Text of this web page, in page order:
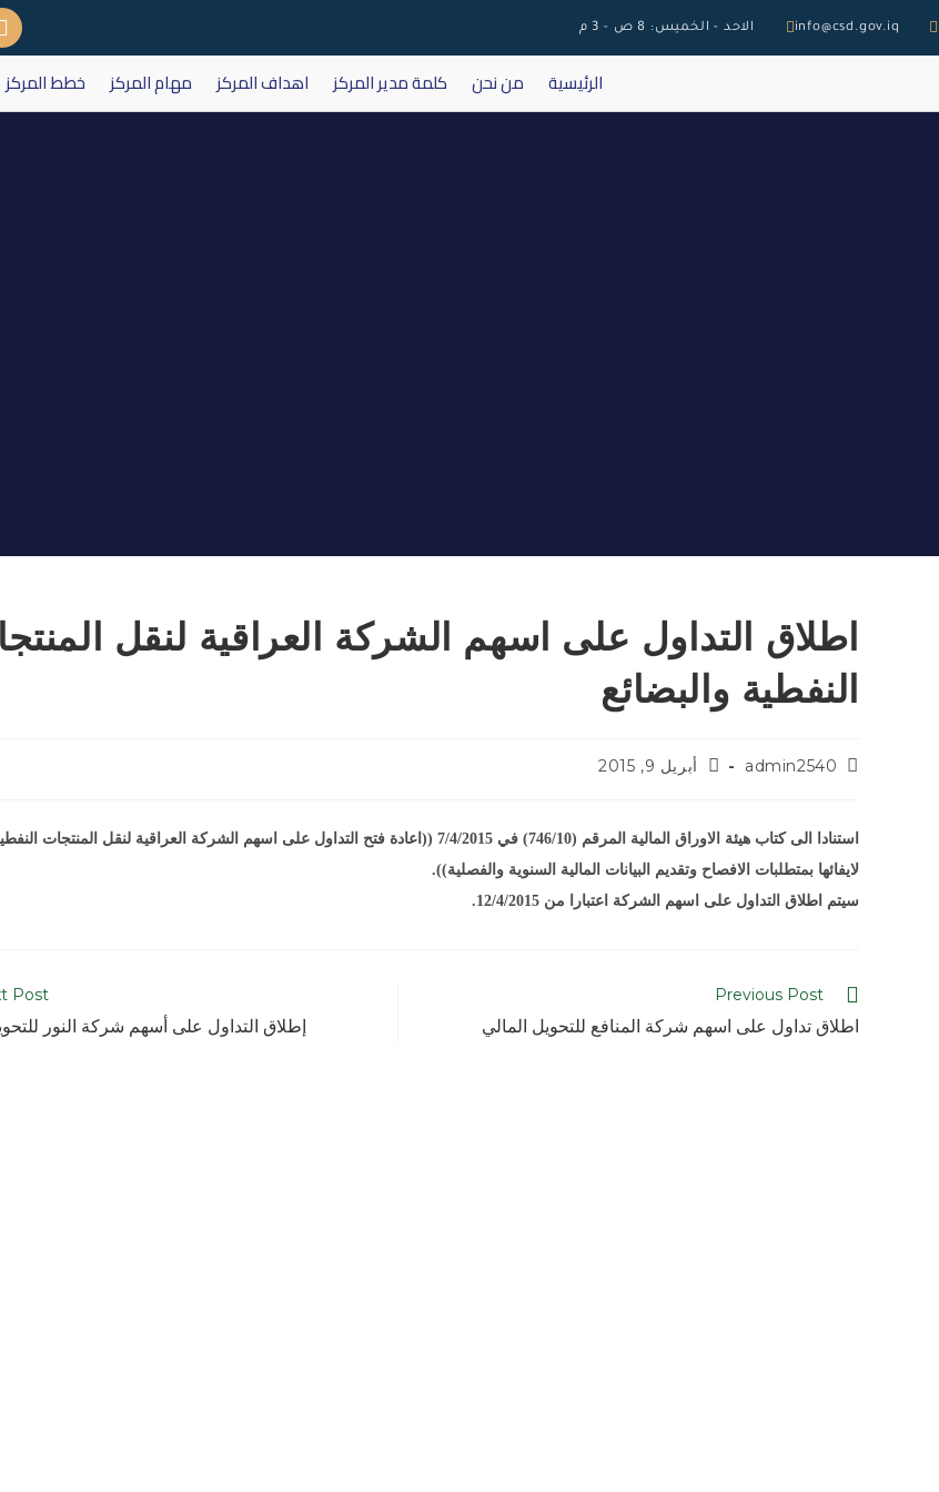
info@csd.gov.iq الاحد - الخميس: 8 ص - 3 م
الرئيسية من نحن كلمة مدير المركز اهداف المركز مهام المركز خطط المركز
اطلاق التداول على اسهم الشركة العراقية لنقل
النفطية والبضائع
admin2540 أبريل 9, 2015
استنادا الى كتاب هيئة الاوراق المالية المرقم (746/10) في 7/4/2015 ((اعادة فتح التداول على اسهم الشركة العراقية لنقل
لايفائها بمتطلبات الافصاح وتقديم البيانات المالية السنوية والفصلية)).
سيتم اطلاق التداول على اسهم الشركة اعتبارا من 12/4/2015.
Previous Post
اطلاق تداول على اسهم شركة المنافع للتحويل المالي
Post
إطلاق التداول على أسهم شركة النور